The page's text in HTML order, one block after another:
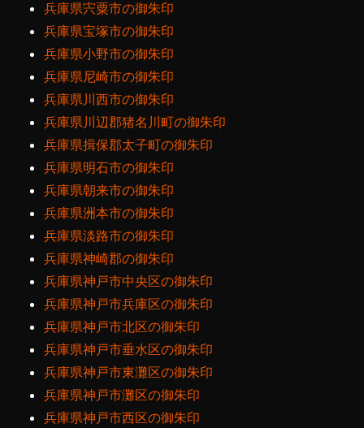
兵庫県宍粟市の御朱印
兵庫県宝塚市の御朱印
兵庫県小野市の御朱印
兵庫県尼崎市の御朱印
兵庫県川西市の御朱印
兵庫県川辺郡猪名川町の御朱印
兵庫県揖保郡太子町の御朱印
兵庫県明石市の御朱印
兵庫県朝来市の御朱印
兵庫県洲本市の御朱印
兵庫県淡路市の御朱印
兵庫県神崎郡の御朱印
兵庫県神戸市中央区の御朱印
兵庫県神戸市兵庫区の御朱印
兵庫県神戸市北区の御朱印
兵庫県神戸市垂水区の御朱印
兵庫県神戸市東灘区の御朱印
兵庫県神戸市灘区の御朱印
兵庫県神戸市西区の御朱印